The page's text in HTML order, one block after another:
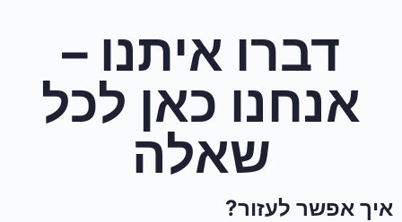
דברו איתנו –
אנחנו כאן לכל
שאלה
איך אפשר לעזור?